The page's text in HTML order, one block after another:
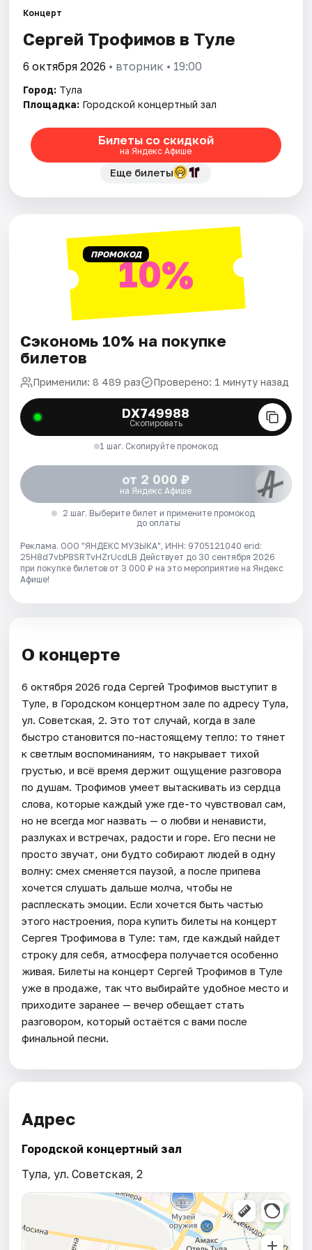
Города
Площадки
Артисты
Рейтинги
Концерт
Сергей Трофимов в Туле
6 октября 2026 • вторник • 19:00
Город: Тула
Площадка: Городской концертный зал
Билеты со скидкой
на Яндекс Афише
Еще билеты
ПРОМОКОД10%
Сэкономь 10% на покупке
билетов
Применили: 8 489 раз Проверено: 1 минуту назад
DX749988
Скопировать
1 шаг. Скопируйте промокод
от 2 000 ₽
на Яндекс Афише
2 шаг. Выберите билет и примените промокод
до оплаты
Реклама. ООО "ЯНДЕКС МУЗЫКА", ИНН: 9705121040 erid:
25H8d7vbP8SRTvHZrUcdLB Действует до 30 сентября 2026
при покупке билетов от 3 000 ₽ на это мероприятие на Яндекс
Афише!
О концерте
6 октября 2026 года Сергей Трофимов выступит в
Туле, в Городском концертном зале по адресу Тула,
ул. Советская, 2. Это тот случай, когда в зале
быстро становится по-настоящему тепло: то тянет
к светлым воспоминаниям, то накрывает тихой
грустью, и всё время держит ощущение разговора
по душам. Трофимов умеет вытаскивать из сердца
слова, которые каждый уже где-то чувствовал сам,
но не всегда мог назвать — о любви и ненависти,
разлуках и встречах, радости и горе. Его песни не
просто звучат, они будто собирают людей в одну
волну: смех сменяется паузой, а после припева
хочется слушать дальше молча, чтобы не
расплескать эмоции. Если хочется быть частью
этого настроения, пора купить билеты на концерт
Сергея Трофимова в Туле: там, где каждый найдет
строку для себя, атмосфера получается особенно
живая. Билеты на концерт Сергей Трофимов в Туле
уже в продаже, так что выбирайте удобное место и
приходите заранее — вечер обещает стать
разговором, который остаётся с вами после
финальной песни.
Адрес
Городской концертный зал
Тула, ул. Советская, 2